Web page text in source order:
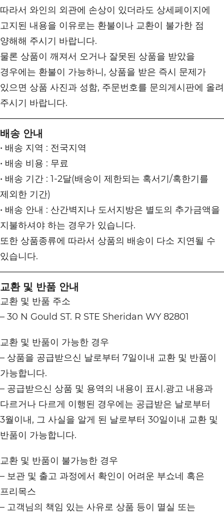
따라서 와인의 외관에 손상이 있더라도 상세페이지에
고지된 내용을 이유로는 환불이나 교환이 불가한 점
양해해 주시기 바랍니다.
물론 상품이 깨져서 오거나 잘못된 상품을 받았을
경우에는 환불이 가능하니, 상품을 받은 즉시 문제가
있으면 상품 사진과 성함, 주문번호를 문의게시판에 올려
주시기 바랍니다.
배송 안내
• 배송 지역 : 전국지역
• 배송 비용 : 무료
• 배송 기간 : 1-2달(배송이 제한되는 혹서기/혹한기를
제외한 기간)
• 배송 안내 : 산간벽지나 도서지방은 별도의 추가금액을
지불하셔야 하는 경우가 있습니다.
또한 상품종류에 따라서 상품의 배송이 다소 지연될 수
있습니다.
교환 및 반품 안내
교환 및 반품 주소
– 30 N Gould ST. R STE Sheridan WY 82801
교환 및 반품이 가능한 경우
– 상품을 공급받으신 날로부터 7일이내 교환 및 반품이
가능합니다.
– 공급받으신 상품 및 용역의 내용이 표시.광고 내용과
다르거나 다르게 이행된 경우에는 공급받은 날로부터
3월이내, 그 사실을 알게 된 날로부터 30일이내 교환 및
반품이 가능합니다.
교환 및 반품이 불가능한 경우
– 보관 및 출고 과정에서 확인이 어려운 부쇼네 혹은
프리목스
– 고객님의 책임 있는 사유로 상품 등이 멸실 또는